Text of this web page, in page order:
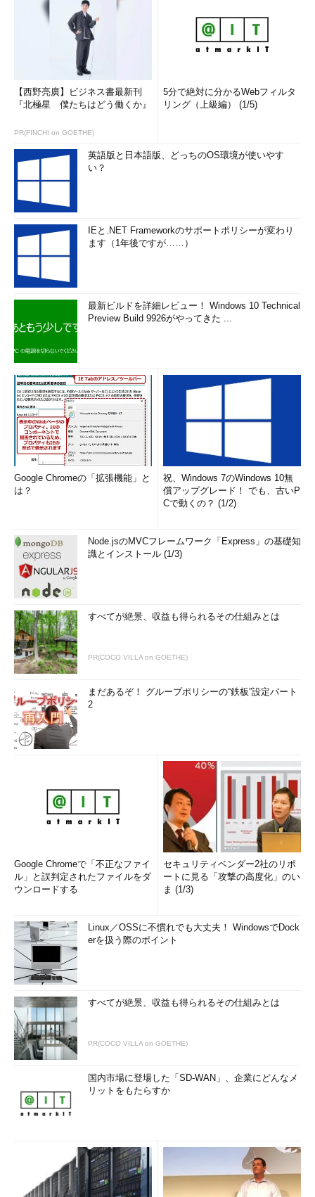
「Meiryo UIも大っきらい!!」の画面（Windows 8／8.1風に
する）
「Meiryo UI」に設定する場合は、メニューの［プリセッ
ト］から［Windows 8／8.1］を選ぶだけでよい。「Yu Got
0］を選ぶ。
「Meiryo UIも大っきらい!!」の画面（細かく設定する）
「Meiryo UIも大っきらい!!」は、タイトルバーやメニューな
フォントの組み合わせは、保存して別のPCで読み込ませる
ことも可能だ。細かい設定を行いたい場合は、それぞれの項
目で［選択］ボタンをクリックし、フォントを選択してい
く。全て同じフォントに設定する場合は、「すべてのフォン
ト」でフォントを選択し、［一括設定］ボタンを押す。
「Meiryo UIも大っきらい!!」のフォント選択画面
設定したいフォントを選択し、フォントサイズを指定する。
［OK］ボタンをクリックすると、フォントが設定される。
その後、［一括設定］ボタンを押して、［設定］ボタンを押
■更新履歴
最新状況に合わせて記事を更新しました。
【2017/03/17】
【西野亮廣】ビジネス書最新刊
『北極星 僕たちはどう働くか』
PR(FINCHI on GOETHE)
5分で絶対に分かるWebフィルタ
リング（上級編） (1/5)
英語版と日本語版、どっちのOS環境が使いやす
い？
IEと.NET Frameworkのサポートポリシーが変わり
ます（1年後ですが……）
最新ビルドを詳細レビュー！ Windows 10 Technical
Preview Build 9926がやってきた ...
Google Chromeの「拡張機能」と
は？
祝、Windows 7のWindows 10無
償アップグレード！ でも、古いP
Cで動くの？ (1/2)
Node.jsのMVCフレームワーク「Express」の基礎知
識とインストール (1/3)
すべてが絶景、収益も得られるその仕組みとは
PR(COCO VILLA on GOETHE)
まだあるぞ！ グループポリシーの“鉄板”設定パート
2
Google Chromeで「不正なファイ
ル」と誤判定されたファイルをダ
ウンロードする
セキュリティベンダー2社のリポ
ートに見る「攻撃の高度化」のい
ま (1/3)
Linux／OSSに不慣れでも大丈夫！ WindowsでDock
erを扱う際のポイント
すべてが絶景、収益も得られるその仕組みとは
PR(COCO VILLA on GOETHE)
国内市場に登場した「SD-WAN」、企業にどんなメ
リットをもたらすか